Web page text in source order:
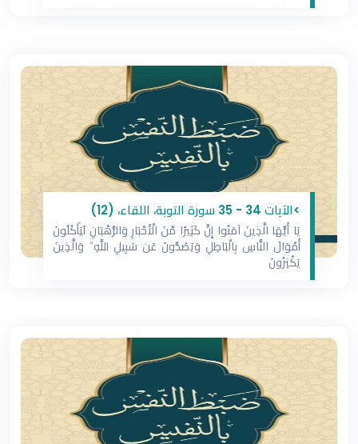
>‏‎‏‎‏‎‏‎‏‎‏‎‏‎‏‎‏‎الآيات 34 - 35 سورة التوبة، اللقاء، (12)
يَا أَيُّهَا الَّذِينَ آمَنُوا إِنَّ كَثِيرًا مِّنَ الْأَحْبَارِ وَالرُّهْبَانِ لَيَأْكُلُونَ
أَمْوَالَ النَّاسِ بِالْبَاطِلِ وَيَصُدُّونَ عَن سَبِيلِ اللَّهِ ۗ وَالَّذِينَ
يَكْنِزُونَ